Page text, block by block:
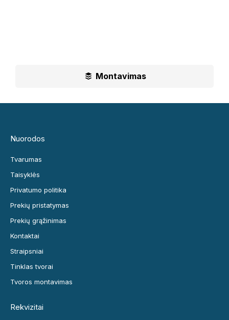
Montavimas
Nuorodos
Tvarumas
Taisyklės
Privatumo politika
Prekių pristatymas
Prekių grąžinimas
Kontaktai
Straipsniai
Tinklas tvorai
Tvoros montavimas
Rekvizitai